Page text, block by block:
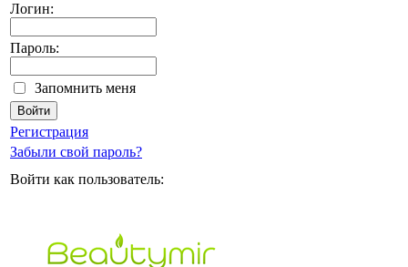
Логин:
Пароль:
Запомнить меня
Регистрация
Забыли свой пароль?
Войти как пользователь: